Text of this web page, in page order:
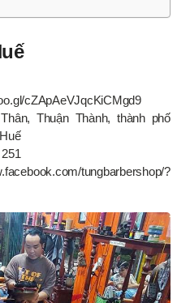
cZApAeVJqcKiCMgd9
Thuận Thành, thành phố
tungbarbershop/?